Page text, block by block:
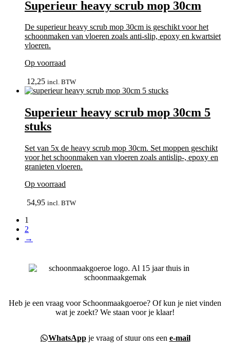
Superieur heavy scrub mop 30cm
De superieur heavy scrub mop 30cm is geschikt voor het
schoonmaken van vloeren zoals anti-slip, epoxy en kwartsiet
vloeren.
Op voorraad
12,25 incl. BTW
Superieur heavy scrub mop 30cm 5
stuks
Set van 5x de heavy scrub mop 30cm. Set moppen geschikt
voor het schoonmaken van vloeren zoals antislip-, epoxy en
granieten vloeren.
Op voorraad
54,95 incl. BTW
1
2
→
Heb je een vraag voor Schoonmaakgoeroe? Of kun je niet vinden
wat je zoekt? We staan voor je klaar!
WhatsAppje vraag of stuur ons een e-mail